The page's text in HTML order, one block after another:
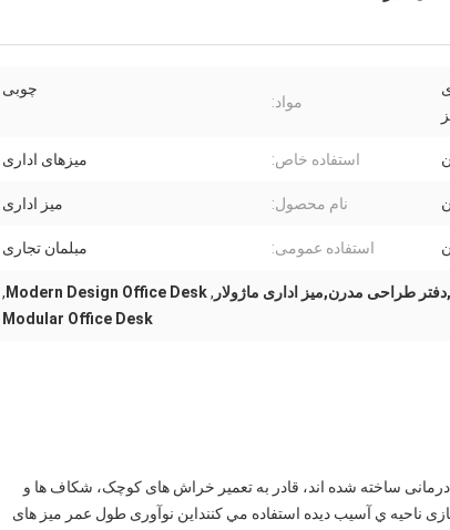
مواد:
چوبی
استفاده خاص: میزهای اداری
نام محصول: میز اداری
استفاده عمومی: مبلمان تجاری
طراحی مدرن,میز اداری ماژولار ,
Modern Design Office Desk
,
Modular Office Desk
درمانی ساخته شده اند، قادر به تعمیر خراش های کوچک، شکاف ها و
ناحيه ي آسيب ديده استفاده مي کننداین نوآوری طول عمر میز های